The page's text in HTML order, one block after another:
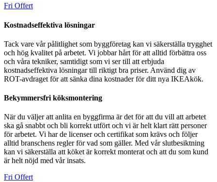
Fri Offert
Kostnadseffektiva lösningar
Tack vare vår pålitlighet som byggföretag kan vi säkerställa trygghet
och hög kvalitet på arbetet. Vi jobbar hårt för att alltid förbättra oss
och våra tekniker, samtidigt som vi ser till att erbjuda
kostnadseffektiva lösningar till riktigt bra priser. Använd dig av
ROT-avdraget för att sänka dina kostnader för ditt nya IKEAkök.
Bekymmersfri köksmontering
När du väljer att anlita en byggfirma är det för att du vill att arbetet
ska gå snabbt och bli korrekt utfört och vi är helt klart rätt personer
för arbetet. Vi har de licenser och certifikat som krävs och följer
alltid branschens regler för vad som gäller. Med vår slutbesiktning
kan vi säkerställa att köket är korrekt monterat och att du som kund
är helt nöjd med vår insats.
Fri Offert